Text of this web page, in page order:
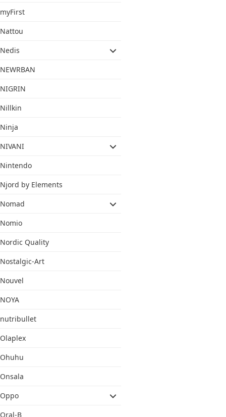
myFirst
Nattou
Nedis
NEWRBAN
NIGRIN
Nillkin
Ninja
NIVANI
Nintendo
Njord by Elements
Nomad
Nomio
Nordic Quality
Nostalgic-Art
Nouvel
NOYA
nutribullet
Olaplex
Ohuhu
Onsala
Oppo
Oral-B